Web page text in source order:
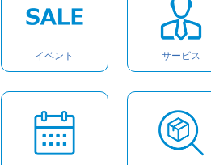
イベント サービス